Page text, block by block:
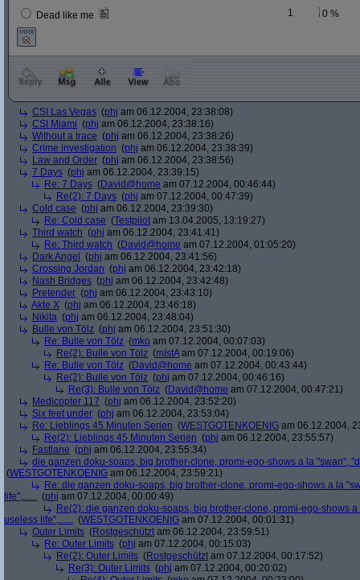
Dead like me 1 0 %
CSI Las Vegas (phj am 06.12.2004, 23:38:08)
CSI Miami (phj am 06.12.2004, 23:38:16)
Without a trace (phj am 06.12.2004, 23:38:26)
Crime investigation (phj am 06.12.2004, 23:38:39)
Law and Order (phj am 06.12.2004, 23:38:56)
7 Days (phj am 06.12.2004, 23:39:15)
Re: 7 Days (David@home am 07.12.2004, 00:46:44)
Re(2): 7 Days (phj am 07.12.2004, 00:47:39)
Cold case (phj am 06.12.2004, 23:39:30)
Re: Cold case (Testpilot am 13.04.2005, 13:19:27)
Third watch (phj am 06.12.2004, 23:41:41)
Re: Third watch (David@home am 07.12.2004, 01:05:20)
Dark Angel
(phj am 06.12.2004, 23:41:56)
Crossing Jordan (phj am 06.12.2004, 23:42:18)
Nash Bridges (phj am 06.12.2004, 23:42:48)
Pretender (phj am 06.12.2004, 23:43:10)
Akte X (phj am 06.12.2004, 23:46:18)
Nikita (phj am 06.12.2004, 23:48:04)
Bulle von Tölz (phj am 06.12.2004, 23:51:30)
Re: Bulle von Tölz (mko am 07.12.2004, 00:07:03)
Re(2): Bulle von Tölz (mIstAam 07.12.2004, 00:19:06)
Re: Bulle von Tölz (David@home am 07.12.2004, 00:43:44)
Re(2): Bulle von Tölz (phj am 07.12.2004, 00:46:16)
Re(3): Bulle von Tölz (David@home am 07.12.2004, 00:47:21)
Medicopter 117 (phj am 06.12.2004, 23:52:20)
Six feet under (phj am 06.12.2004, 23:53:04)
Re: Lieblings 45 Minuten Serien (WESTGOTENKOENIG am 06.12.2004,
Re(2): Lieblings 45 Minuten Serien (phj am 06.12.2004, 23:55:57)
Fastlane (phj am 06.12.2004, 23:55:34)
die ganzen doku-soaps, big brother-clone, promi-ego-shows a la "swan",
(WESTGOTENKOENIG am 06.12.2004, 23:59:21)
Re: die ganzen doku-soaps, big brother-clone, promi-ego-shows a la
life",...... (phj am 07.12.2004, 00:00:49)
Re(2): die ganzen doku-soaps, big brother-clone, promi-ego-shows
useless life",...... (WESTGOTENKOENIG am 07.12.2004, 00:01:31)
Outer Limits (Rostgeschützt am 06.12.2004, 23:59:51)
Re: Outer Limits (phj am 07.12.2004, 00:15:03)
Re(2): Outer Limits (Rostgeschützt am 07.12.2004, 00:17:52)
Re(3): Outer Limits (phj am 07.12.2004, 00:20:02)